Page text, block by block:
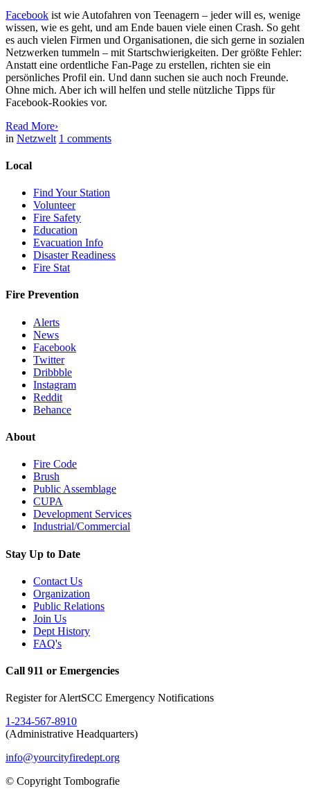
Facebook ist wie Autofahren von Teenagern – jeder will es, wenige
wissen, wie es geht, und am Ende bauen viele einen Crash. So geht
es auch vielen Firmen und Organisationen, die sich gerne in sozialen
Netzwerken tummeln – mit Startschwierigkeiten. Der größte Fehler:
Anstatt eine ordentliche Fan-Page zu erstellen, richten sie ein
persönliches Profil ein. Und dann suchen sie auch noch Freunde.
Ohne mich. Aber ich will helfen und stelle nützliche Tipps für
Facebook-Rookies vor.
Read More›
in Netzwelt 1 comments
Local
Find Your Station
Volunteer
Fire Safety
Education
Evacuation Info
Disaster Readiness
Fire Stat
Fire Prevention
Alerts
News
Facebook
Twitter
Dribbble
Instagram
Reddit
Behance
About
Fire Code
Brush
Public Assemblage
CUPA
Development Services
Industrial/Commercial
Stay Up to Date
Contact Us
Organization
Public Relations
Join Us
Dept History
FAQ's
Call 911 or Emergencies
Register for AlertSCC Emergency Notifications
1-234-567-8910
(Administrative Headquarters)
info@yourcityfiredept.org
© Copyright Tombografie